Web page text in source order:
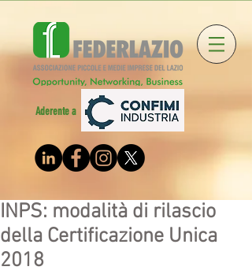
Aderente a
INPS: modalità di rilascio
della Certificazione Unica
2018